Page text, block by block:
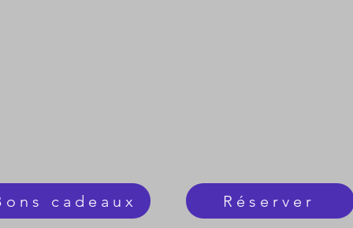
Réserver
cadeaux